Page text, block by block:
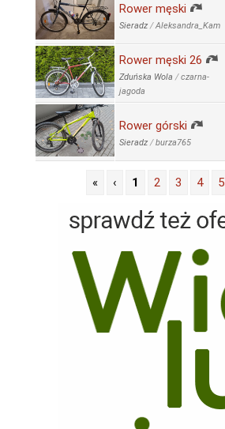
Rower męski
Sieradz /Aleksandra_Kam
Rower męski 26
Zduńska Wola /czarna-
jagoda
Rower górski
Sieradz /burza765
« ‹ 1 2 3 4 5